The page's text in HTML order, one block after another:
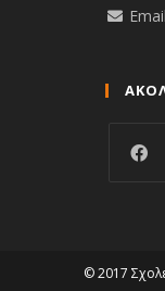
© 2017